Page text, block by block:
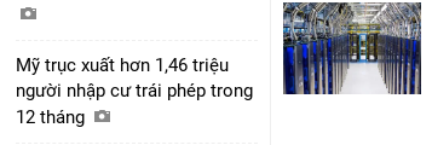
Mỹ trục xuất hơn 1,46 triệu
người nhập cư trái phép trong
12 tháng